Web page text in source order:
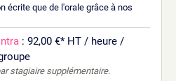
écrite que de l'orale grâce à nos
: 92,00 €*HT / heure /
stagiaire supplémentaire.